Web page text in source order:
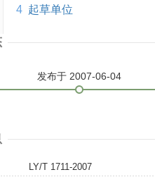
4 起草单位
发布于 2007-06-04
LY/T 1711-2007